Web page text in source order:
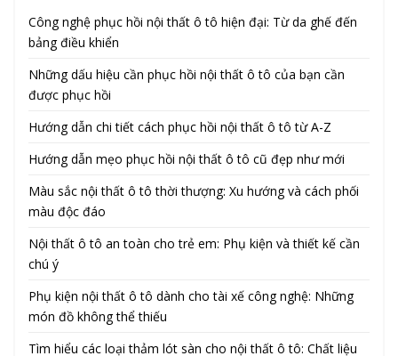
Công nghệ phục hồi nội thất ô tô hiện đại: Từ da ghế đến
bảng điều khiển
Những dấu hiệu cần phục hồi nội thất ô tô của bạn cần
được phục hồi
Hướng dẫn chi tiết cách phục hồi nội thất ô tô từ A-Z
Hướng dẫn mẹo phục hồi nội thất ô tô cũ đẹp như mới
Màu sắc nội thất ô tô thời thượng: Xu hướng và cách phối
màu độc đáo
Nội thất ô tô an toàn cho trẻ em: Phụ kiện và thiết kế cần
chú ý
Phụ kiện nội thất ô tô dành cho tài xế công nghệ: Những
món đồ không thể thiếu
Tìm hiểu các loại thảm lót sàn cho nội thất ô tô: Chất liệu